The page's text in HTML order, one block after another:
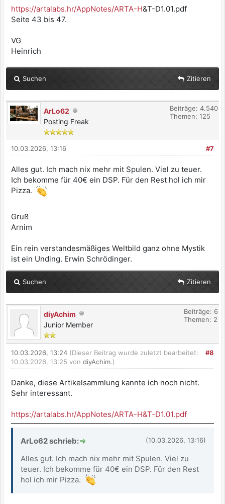
https://artalabs.hr/AppNotes/ARTA-H&T-D1.01.pdf
Seite 43 bis 47.
VG
Heinrich
Suchen Zitieren
ArLo62
Posting Freak
Beiträge: 4.540
Themen: 125
#7
10.03.2026, 13:16
Alles gut. Ich mach nix mehr mit Spulen. Viel zu teuer.
Ich bekomme für 40€ ein DSP. Für den Rest hol ich mir
Pizza.
Gruß
Arnim
Ein rein verstandesmäßiges Weltbild ganz ohne Mystik
ist ein Unding. Erwin Schrödinger.
Suchen Zitieren
diyAchim
Junior Member
Beiträge: 6
Themen: 2
#8
10.03.2026, 13:24 (Dieser Beitrag wurde zuletzt bearbeitet:
10.03.2026, 13:25 von diyAchim.)
Danke, diese Artikelsammlung kannte ich noch nicht.
Sehr interessant.
https://artalabs.hr/AppNotes/ARTA-H&T-D1.01.pdf
(10.03.2026, 13:16)
ArLo62 schrieb:
Alles gut. Ich mach nix mehr mit Spulen. Viel zu
teuer. Ich bekomme für 40€ ein DSP. Für den Rest
hol ich mir Pizza.